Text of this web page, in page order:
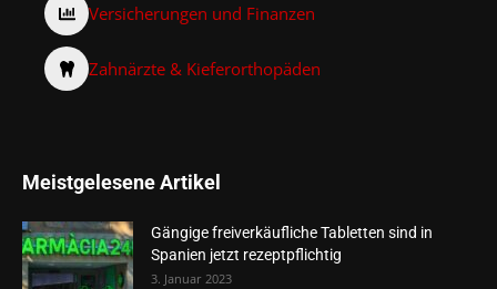
Versicherungen und Finanzen
Zahnärzte & Kieferorthopäden
Meistgelesene Artikel
Gängige freiverkäufliche Tabletten sind in
Spanien jetzt rezeptpflichtig
3. Januar 2023